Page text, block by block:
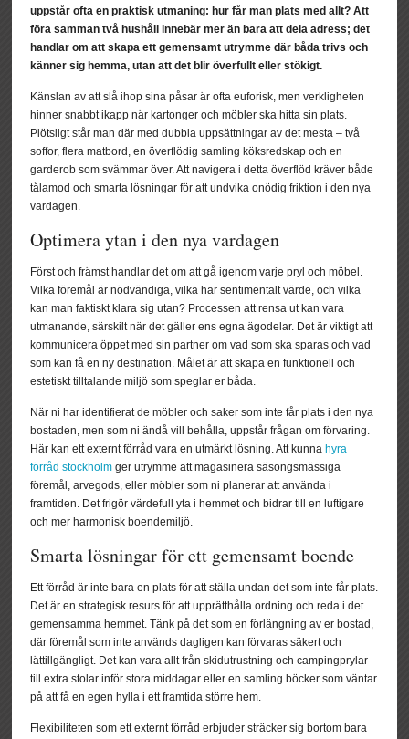
uppstår ofta en praktisk utmaning: hur får man plats med allt? Att
föra samman två hushåll innebär mer än bara att dela adress; det
handlar om att skapa ett gemensamt utrymme där båda trivs och
känner sig hemma, utan att det blir överfullt eller stökigt.
Känslan av att slå ihop sina påsar är ofta euforisk, men verkligheten
hinner snabbt ikapp när kartonger och möbler ska hitta sin plats.
Plötsligt står man där med dubbla uppsättningar av det mesta – två
soffor, flera matbord, en överflödig samling köksredskap och en
garderob som svämmar över. Att navigera i detta överflöd kräver både
tålamod och smarta lösningar för att undvika onödig friktion i den nya
vardagen.
Optimera ytan i den nya vardagen
Först och främst handlar det om att gå igenom varje pryl och möbel.
Vilka föremål är nödvändiga, vilka har sentimentalt värde, och vilka
kan man faktiskt klara sig utan? Processen att rensa ut kan vara
utmanande, särskilt när det gäller ens egna ägodelar. Det är viktigt att
kommunicera öppet med sin partner om vad som ska sparas och vad
som kan få en ny destination. Målet är att skapa en funktionell och
estetiskt tilltalande miljö som speglar er båda.
När ni har identifierat de möbler och saker som inte får plats i den nya
bostaden, men som ni ändå vill behålla, uppstår frågan om förvaring.
Här kan ett externt förråd vara en utmärkt lösning. Att kunna hyra
förråd stockholm ger utrymme att magasinera säsongsmässiga
föremål, arvegods, eller möbler som ni planerar att använda i
framtiden. Det frigör värdefull yta i hemmet och bidrar till en luftigare
och mer harmonisk boendemiljö.
Smarta lösningar för ett gemensamt boende
Ett förråd är inte bara en plats för att ställa undan det som inte får plats.
Det är en strategisk resurs för att upprätthålla ordning och reda i det
gemensamma hemmet. Tänk på det som en förlängning av er bostad,
där föremål som inte används dagligen kan förvaras säkert och
lättillgängligt. Det kan vara allt från skidutrustning och campingprylar
till extra stolar inför stora middagar eller en samling böcker som väntar
på att få en egen hylla i ett framtida större hem.
Flexibiliteten som ett externt förråd erbjuder sträcker sig bortom bara